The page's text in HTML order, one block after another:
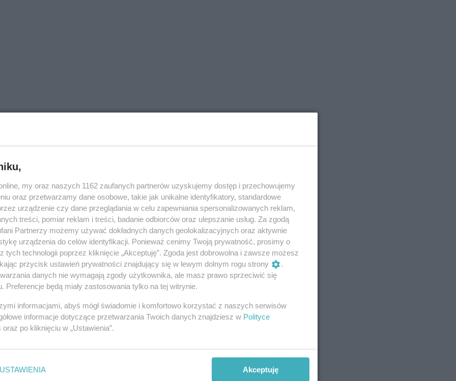
wśród
Darrell Harris: Możemy
nawiązać walkę z
każdym w tej lidze
ręce policji.
miał 2,6
my oraz naszych 1162 zaufanych partnerów uzyskujemy dostęp i przechowujemy
oraz przetwarzamy dane osobowe, takie jak unikalne identyfikatory, standardowe
urządzenie czy dane przeglądania w celu zapewniania spersonalizowanych reklam,
treści, pomiar reklam i treści, badanie odbiorców oraz ulepszanie usług. Za zgodą
Partnerzy możemy używać dokładnych danych geolokalizacyjnych oraz aktywnie
urządzenia do celów identyfikacji. Ponieważ cenimy Twoją prywatność, prosimy o
tych technologii poprzez kliknięcie „Akceptuję”. Zgoda jest dobrowolna i zawsze możesz
przycisk ustawień prywatności znajdujący się w lewym dolnym rogu strony
.
danych nie wymagają zgody użytkownika, ale masz prawo sprzeciwić się
Preferencje będą miały zastosowania tylko na tej witrynie.
informacjami, abyś mógł świadomie i komfortowo korzystać z naszych serwisów
informacje dotyczące przetwarzania Twoich danych znajdziesz w Polityce
oraz po kliknięciu w „Ustawienia”.
USTAWIENIA Akceptuję